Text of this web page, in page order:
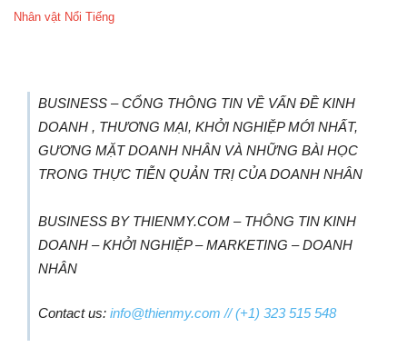
Nhân vật Nổi Tiếng
BUSINESS – CỔNG THÔNG TIN VỀ VẤN ĐỀ KINH
DOANH , THƯƠNG MẠI, KHỞI NGHIỆP MỚI NHẤT,
GƯƠNG MẶT DOANH NHÂN VÀ NHỮNG BÀI HỌC
TRONG THỰC TIỄN QUẢN TRỊ CỦA DOANH NHÂN
BUSINESS BY THIENMY.COM – THÔNG TIN KINH
DOANH – KHỞI NGHIỆP – MARKETING – DOANH
NHÂN
Contact us: info@thienmy.com // (+1) 323 515 548